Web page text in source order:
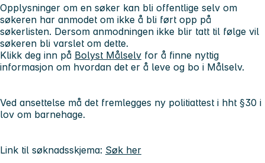
Opplysninger om en søker kan bli offentlige selv om
søkeren har anmodet om ikke å bli ført opp på
søkerlisten. Dersom anmodningen ikke blir tatt til følge vil
søkeren bli varslet om dette.
Klikk deg inn på Bolyst Målselv for å finne nyttig
informasjon om hvordan det er å leve og bo i Målselv.
Ved ansettelse må det fremlegges ny politiattest i hht §30 i
lov om barnehage.
Link til søknadsskjema: Søk her